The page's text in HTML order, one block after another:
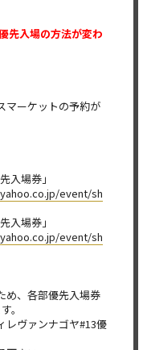
先入場の方法が変わ
マーケットの予約が
入場券」
event/sh
入場券」
event/sh
め、各部優先入場券
。
ヴァンナゴヤ#13優